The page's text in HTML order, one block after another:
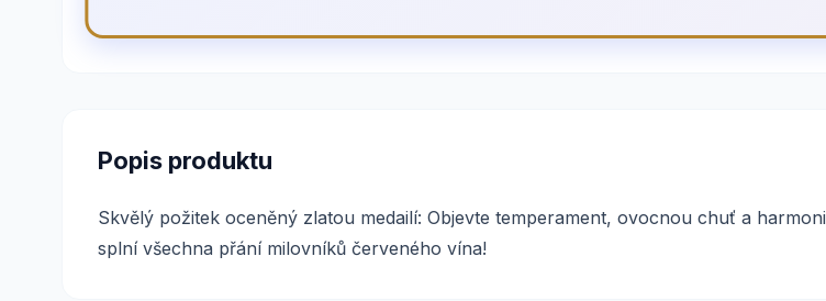
Popis produktu
Skvělý požitek oceněný zlatou medailí: Objevte temperament, ovocnou chuť a
splní všechna přání milovníků červeného vína!